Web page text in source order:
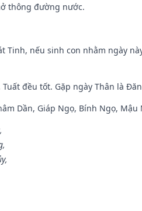
thông đường nước.
Tinh, nếu sinh con nhằm ngày
đều tốt. Gặp ngày Thân là
Dần, Giáp Ngọ, Bính Ngọ, Mậu